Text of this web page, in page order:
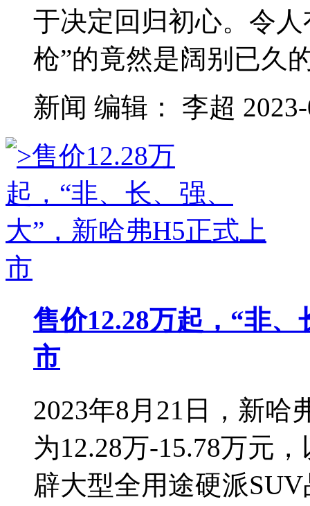
于决定回归初心。令
枪”的竟然是阔别已久
新闻 编辑： 李超
售价12.28万起，“非
市
2023年8月21日，新哈
为12.28万-15.78万元
辟大型全用途硬派